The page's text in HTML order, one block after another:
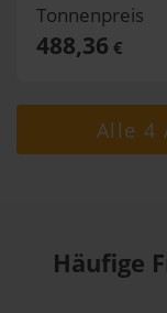
Tonnenpreis
488,36 €
Alle 4
Häufige